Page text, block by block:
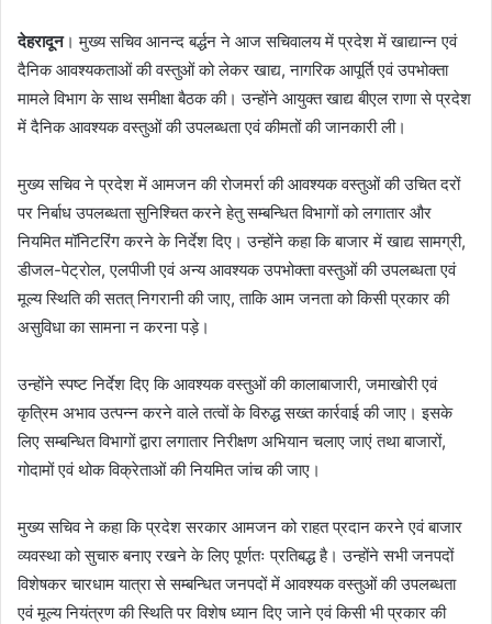
देहरादून। मुख्य सचिव आनन्द बर्द्धन ने आज सचिवालय में प्रदेश में खाद्यान्न एवं
दैनिक आवश्यकताओं की वस्तुओं को लेकर खाद्य, नागरिक आपूर्ति एवं उपभोक्ता
मामले विभाग के साथ समीक्षा बैठक की। उन्होंने आयुक्त खाद्य बीएल राणा से प्रदेश
में दैनिक आवश्यक वस्तुओं की उपलब्धता एवं कीमतों की जानकारी ली।
मुख्य सचिव ने प्रदेश में आमजन की रोजमर्रा की आवश्यक वस्तुओं की उचित दरों
पर निर्बाध उपलब्धता सुनिश्चित करने हेतु सम्बन्धित विभागों को लगातार और
नियमित मॉनिटरिंग करने के निर्देश दिए। उन्होंने कहा कि बाजार में खाद्य सामग्री,
डीजल-पेट्रोल, एलपीजी एवं अन्य आवश्यक उपभोक्ता वस्तुओं की उपलब्धता एवं
मूल्य स्थिति की सतत् निगरानी की जाए, ताकि आम जनता को किसी प्रकार की
असुविधा का सामना न करना पड़े।
उन्होंने स्पष्ट निर्देश दिए कि आवश्यक वस्तुओं की कालाबाजारी, जमाखोरी एवं
कृत्रिम अभाव उत्पन्न करने वाले तत्वों के विरुद्ध सख्त कार्रवाई की जाए। इसके
लिए सम्बन्धित विभागों द्वारा लगातार निरीक्षण अभियान चलाए जाएं तथा बाजारों,
गोदामों एवं थोक विक्रेताओं की नियमित जांच की जाए।
मुख्य सचिव ने कहा कि प्रदेश सरकार आमजन को राहत प्रदान करने एवं बाजार
व्यवस्था को सुचारु बनाए रखने के लिए पूर्णतः प्रतिबद्ध है। उन्होंने सभी जनपदों
विशेषकर चारधाम यात्रा से सम्बन्धित जनपदों में आवश्यक वस्तुओं की उपलब्धता
एवं मूल्य नियंत्रण की स्थिति पर विशेष ध्यान दिए जाने एवं किसी भी प्रकार की